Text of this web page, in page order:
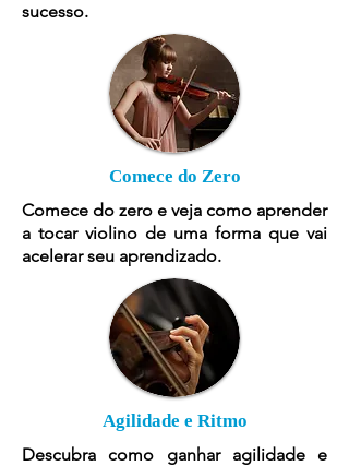
sucesso.
Comece do Zero
Comece do zero e veja como aprender
a tocar violino de uma forma que vai
acelerar seu aprendizado.
Agilidade e Ritmo
Descubra como ganhar agilidade e